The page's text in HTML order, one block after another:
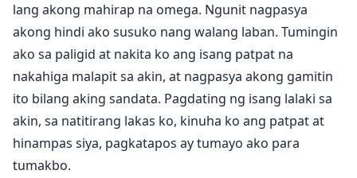
lang akong mahirap na omega. Ngunit nagpasya
akong hindi ako susuko nang walang laban. Tumingin
ako sa paligid at nakita ko ang isang patpat na
nakahiga malapit sa akin, at nagpasya akong gamitin
ito bilang aking sandata. Pagdating ng isang lalaki sa
akin, sa natitirang lakas ko, kinuha ko ang patpat at
hinampas siya, pagkatapos ay tumayo ako para
tumakbo.